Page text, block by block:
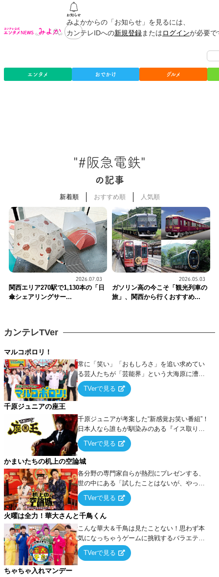
みよかからの「お知らせ」を見るには、
カンテレIDへの新規登録またはログインが必要
エンタメ おでかけ グルメ
"#阪急電鉄"
の記事
新着順 おすすめ順 人気順
2026.07.03
関西エリア270駅で1,130本の「日
傘シェアリングサー...
2026.05.03
ガソリン高の今こそ「観光列車の
旅」、関西から行くおすすめ...
カンテレTVer
マルコポロリ！
常に「笑い」「おもしろさ」を追い求めてい
る芸人たちが「芸能界」という大海原に漕ぎ
出でて、新たなオモシロ人間を発掘する！
TVerで見る
千原ジュニアの座王
千原ジュニアが考案した“新感覚お笑い番組”！
日本人なら誰もが馴染みのある『イス取りゲ
ーム』をベースに、大喜利・ギャグ・モノボ
ケ・歌…など様々なお題で芸人がショートネ
タを競い合う！
TVerで見る
かまいたちの机上の空論城
各分野の専門家自らが熱烈にプレゼンする、
世の中にある「試したことはないが、やって
みたらこうなる！…ハズ」という“机上の空
論”に若手芸人らがカラダを張って挑む！
TVerで見る
火曜は全力！華大さんと千鳥くん
こんな華大＆千鳥は見たことない！思わず本
気になっちゃうゲームに挑戦するバラエティ
ー！
TVerで見る
ちゃちゃ入れマンデー